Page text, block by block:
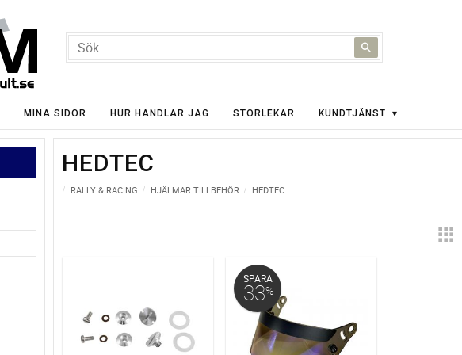
MINA SIDOR HUR HANDLAR JAG STORLEKAR KUNDTJÄNST
HEDTEC
RALLY & RACING HJÄLMAR TILLBEHÖR HEDTEC
SPARA
33%